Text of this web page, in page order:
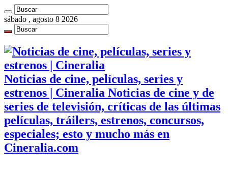
sábado , agosto 8 2026
Noticias de cine, películas, series y
estrenos | Cineralia Noticias de cine y de
series de televisión, críticas de las últimas
películas, tráilers, estrenos, concursos,
especiales; esto y mucho más en
Cineralia.com